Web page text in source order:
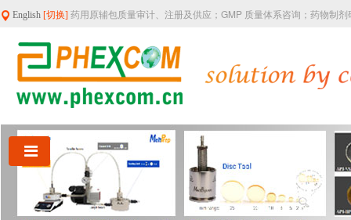
English [切换] 药用原辅包质量审计、注册及供应；GMP 质量体系咨询；药物制